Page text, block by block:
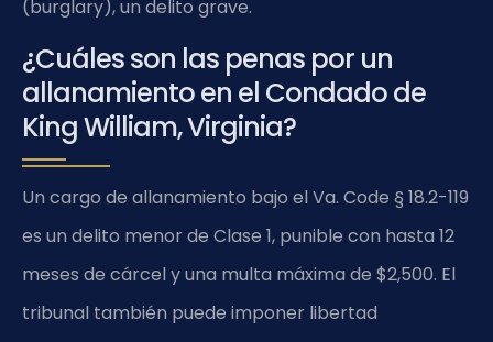
(burglary), un delito grave.
¿Cuáles son las penas por un
allanamiento en el Condado de
King William, Virginia?
Un cargo de allanamiento bajo el Va. Code § 18.2-119
es un delito menor de Clase 1, punible con hasta 12
meses de cárcel y una multa máxima de $2,500. El
tribunal también puede imponer libertad